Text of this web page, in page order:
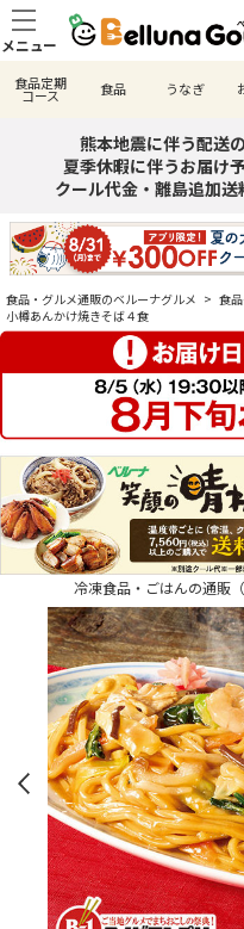
食品定期
コース 食品 うなぎ
熊本地震に伴う配送
夏季休暇に伴うお届け
クール代金・離島追加
食品・グルメ通販のベルーナグルメ > 食
小樽あんかけ焼きそば４食
冷凍食品・ごはんの通販